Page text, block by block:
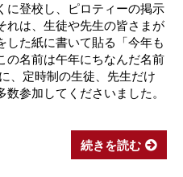
に登校し、ピロティーの掲示
れは、生徒や先生の皆さまが
した紙に書いて貼る「今年も
の名前は午年にちなんだ名前
定時制の生徒、先生だけ
参加してくださいました。
続きを読む